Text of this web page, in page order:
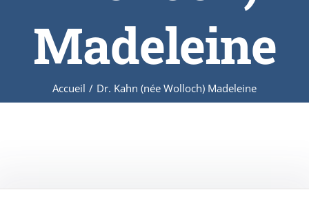
Madeleine
Accueil / Dr. Kahn (née Wolloch) Madeleine